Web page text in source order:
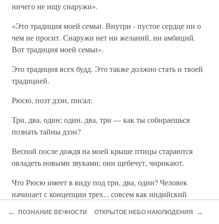
ничего не ищу снаружи».
«Это традиция моей семьи. Внутри - пустое сердце ни о
чем не просит. Снаружи нет ни желаний, ни амбиций.
Вот традиция моей семьи».
Это традиция всех будд. Это также должно стать и твоей
традицией.
Рюсю, поэт дзэн, писал:
Три, два, один; один, два, три — как ты собираешься
познать тайны дзэн?
Весной после дождя на моей крыше птицы стараются
овладеть новыми звуками; они щебечут, чирикают.
Что Рюсю имеет в виду под три, два, один? Человек
начинает с концепции трех... совсем как индийский
слова — «тримурти» и «троица» — происходят от одного
← ПОЗНАНИЕ ВЕЧНОСТИ ОТКРЫТОЕ НЕБО НАЮЛЮДЕНИЯ →